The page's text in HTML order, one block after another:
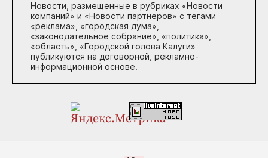
Новости, размещенные в рубриках «Новости
компаний» и «Новости партнеров» с тегами
«реклама», «городская дума»,
«законодательное собрание», «политика»,
«область», «Городской голова Калуги»
публикуются на договорной, рекламно-
информационной основе.